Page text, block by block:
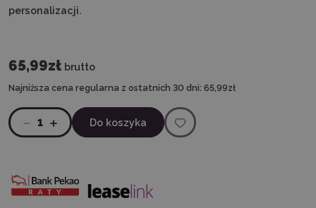
personalizacji.
65,99zł brutto
Najniższa cena regularna z ostatnich 30 dni: 65,99zł
1 Do koszyka